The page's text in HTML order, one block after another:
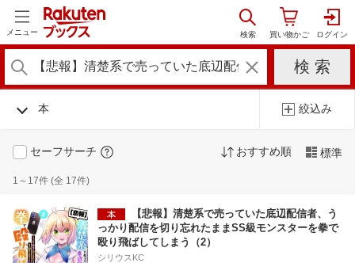
メニュー
本 絞込み
セーフサーチ おすすめ順 標準
1～17件 (全 17件)
【悲報】清楚系で売っていた底辺配信者、う
っかり配信を切り忘れたままSS級モンスターを拳で
殴り飛ばしてしまう（2）
シリウスKC